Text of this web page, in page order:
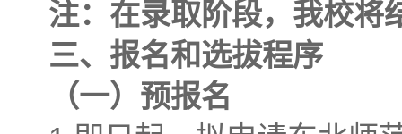
注：在录取阶段，我校将
三、报名和选拔程序
（一）预报名